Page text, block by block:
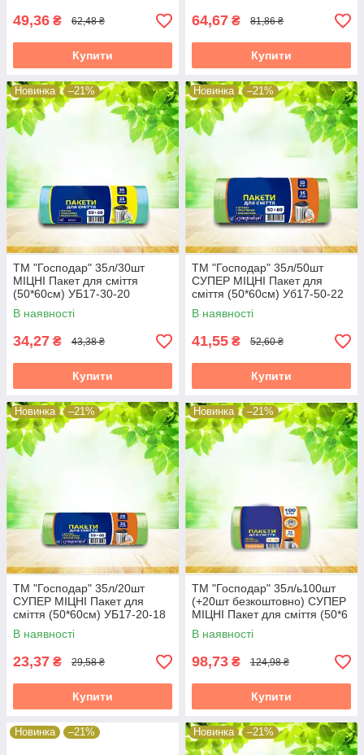
49,36 ₴ 62,48 ₴
Купити
64,67 ₴ 81,86 ₴
Купити
Новинка –21%
ТМ "Господар" 35л/30шт
МІЦНІ Пакет для сміття
(50*60см) УБ17-30-20
В наявності
34,27 ₴ 43,38 ₴
Купити
Новинка –21%
ТМ "Господар" 35л/50шт
СУПЕР МІЦНІ Пакет для
сміття (50*60см) Уб17-50-22
В наявності
41,55 ₴ 52,60 ₴
Купити
Новинка –21%
ТМ "Господар" 35л/20шт
СУПЕР МІЦНІ Пакет для
сміття (50*60см) УБ17-20-18
В наявності
23,37 ₴ 29,58 ₴
Купити
Новинка –21%
ТМ "Господар" 35л/ь100шт
(+20шт безкоштовно) СУПЕР
МІЦНІ Пакет для сміття (50*6
В наявності
98,73 ₴ 124,98 ₴
Купити
Новинка –21% Новинка –21%